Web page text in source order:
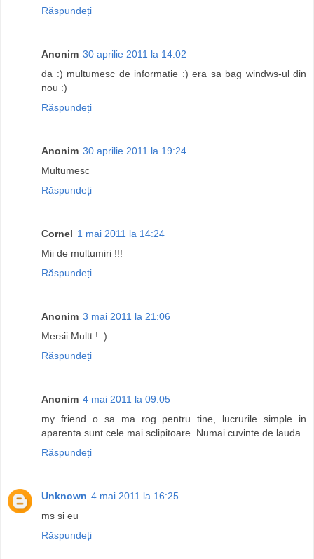
Răspundeți
Anonim 30 aprilie 2011 la 14:02
da :) multumesc de informatie :) era sa bag windws-ul din
nou :)
Răspundeți
Anonim 30 aprilie 2011 la 19:24
Multumesc
Răspundeți
Cornel 1 mai 2011 la 14:24
Mii de multumiri !!!
Răspundeți
Anonim 3 mai 2011 la 21:06
Mersii Multt ! :)
Răspundeți
Anonim 4 mai 2011 la 09:05
my friend o sa ma rog pentru tine, lucrurile simple in
aparenta sunt cele mai sclipitoare. Numai cuvinte de lauda
Răspundeți
Unknown 4 mai 2011 la 16:25
ms si eu
Răspundeți